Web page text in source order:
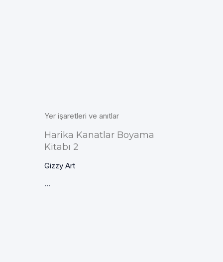
Yer işaretleri ve anıtlar
Harika Kanatlar Boyama
Kitabı 2
Gizzy Art
...